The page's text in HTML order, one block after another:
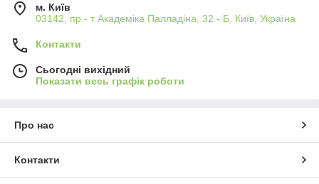
м. Київ
03142, пр - т Академіка Палладіна, 32 - Б, Київ, Україна
Контакти
Сьогодні вихідний
Показати весь графік роботи
Про нас
Контакти